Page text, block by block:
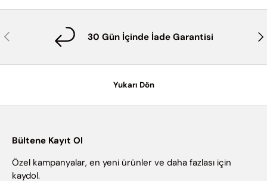
Önceki 30 Gün İçinde İade Garantisi
Yukarı Dön
Bültene Kayıt Ol
Özel kampanyalar, en yeni ürünler ve daha fazlası için
kaydol.